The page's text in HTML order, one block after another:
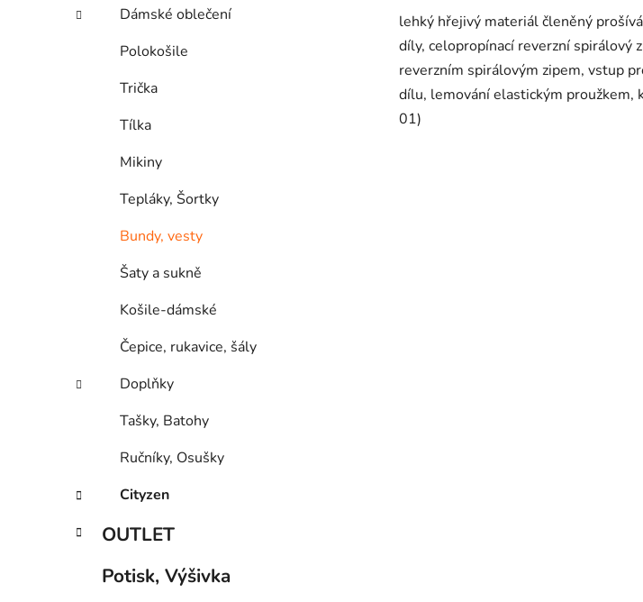
Dámské oblečení
Polokošile
Trička
Tílka
Mikiny
Tepláky, Šortky
Bundy, vesty
Šaty a sukně
Košile-dámské
Čepice, rukavice, šály
Doplňky
Tašky, Batohy
Ručníky, Osušky
Cityzen
OUTLET
Potisk, Výšivka
lehký hřejivý materiál členěný
díly, celopropínací reverzní spirálový
reverzním spirálovým zipem, vstup
dílu, lemování elastickým proužkem,
01)